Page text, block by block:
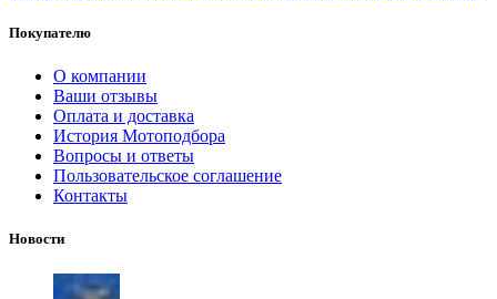
Покупателю
О компании
Ваши отзывы
Оплата и доставка
История Мотоподбора
Вопросы и ответы
Пользовательское соглашение
Контакты
Новости